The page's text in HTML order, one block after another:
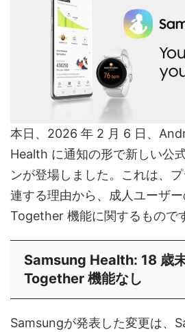
本日、2026 年 2 月 6 日、
Health に通知の形で新しい公
ンが登場しました。これは、
連する理由から、成人ユーザ
Together 機能に関するもので
Samsung Health: 18 歳
Together 機能なし
Samsungが発表した変更は、